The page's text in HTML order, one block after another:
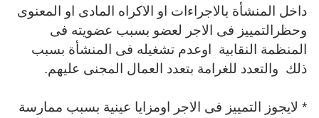
داخل المنشأة بالاجراءات او الاكراه المادى او المعنوى
وحظرالتمييز فى الاجر لعضو بسبب عضويته فى
المنظمة النقابية اوعدم تشغيله فى المنشأة بسبب
ذلك والتعدد للغرامة بتعدد العمال المجنى عليهم.
* لايجوز التمييز فى الاجر اومزايا عينية بسبب ممارسة